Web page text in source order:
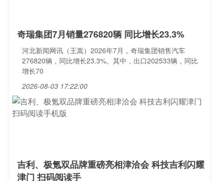
奇瑞集团7月销量276820辆 同比增长23.3%
河北新闻网讯（王嵩）2026年7月，奇瑞集团销售汽车
276820辆，同比增长23.3%。其中，出口202533辆，同比
增长70
2026-08-03 17:22:00
吉利、极氪双品牌重磅亮相津洽会 科技吉利闪耀
津门 扫码阅读手